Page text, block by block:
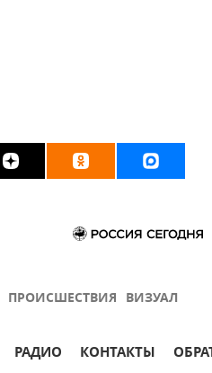
ПРОИСШЕСТВИЯ ВИЗУАЛ
РАДИО КОНТАКТЫ